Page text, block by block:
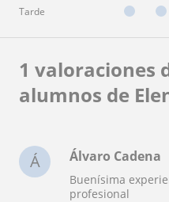
Tarde
1 valoraciones
alumnos de
Á Álvaro Cadena
Buenísima
profesional